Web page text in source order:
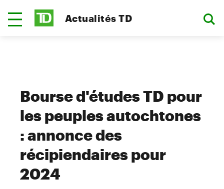
Actualités TD
Bourse d'études TD pour
les peuples autochtones
: annonce des
récipiendaires pour
2024